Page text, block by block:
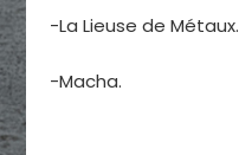
-La Lieuse de Métaux.
-Macha.